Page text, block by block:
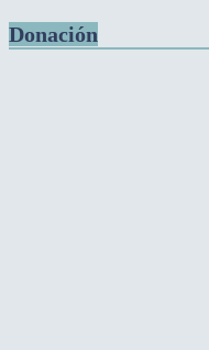
Donación